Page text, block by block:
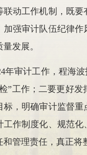
联动工作机制，既
加强审计队伍纪律
发展。
年审计工作，程海
”工作；二要更好
标，明确审计监督
工作制度化、规范
管理责任，真正将